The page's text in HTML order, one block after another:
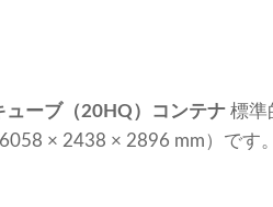
ューブ（20HQ）コンテナ 標準
× 2438 × 2896 mm）です。